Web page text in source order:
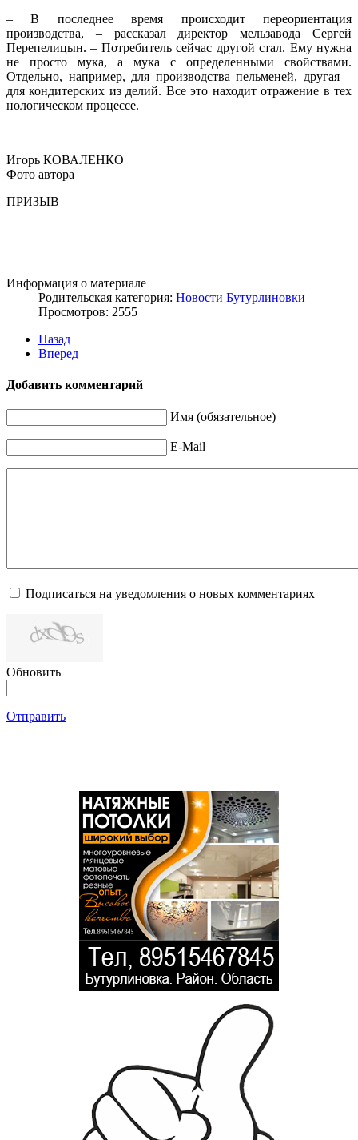
– В последнее время происходит переориентация
производства, – рассказал директор мельзавода Сергей
Перепелицын. – Потребитель сейчас другой стал. Ему нужна
не просто мука, а мука с определенными свойствами.
Отдельно, например, для производства пельменей, другая –
для кондитерских из делий. Все это находит отражение в тех
нологическом процессе.
Игорь КОВАЛЕНКО
Фото автора
ПРИЗЫВ
Информация о материале
Родительская категория: Новости Бутурлиновки
Просмотров: 2555
Назад
Вперед
Добавить комментарий
Имя (обязательное)
E-Mail
Подписаться на уведомления о новых комментариях
Обновить
Отправить